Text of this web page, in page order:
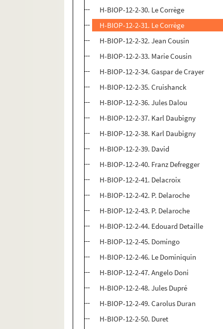
H-BIOP-12-2-30. Le Corrège
H-BIOP-12-2-31. Le Corrège
H-BIOP-12-2-32. Jean Cousin
H-BIOP-12-2-33. Marie Cousin
H-BIOP-12-2-34. Gaspar de Crayer
H-BIOP-12-2-35. Cruishanck
H-BIOP-12-2-36. Jules Dalou
H-BIOP-12-2-37. Karl Daubigny
H-BIOP-12-2-38. Karl Daubigny
H-BIOP-12-2-39. David
H-BIOP-12-2-40. Franz Defregger
H-BIOP-12-2-41. Delacroix
H-BIOP-12-2-42. P. Delaroche
H-BIOP-12-2-43. P. Delaroche
H-BIOP-12-2-44. Edouard Detaille
H-BIOP-12-2-45. Domingo
H-BIOP-12-2-46. Le Dominiquin
H-BIOP-12-2-47. Angelo Doni
H-BIOP-12-2-48. Jules Dupré
H-BIOP-12-2-49. Carolus Duran
H-BIOP-12-2-50. Duret